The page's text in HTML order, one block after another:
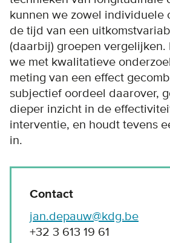
kunnen we zowel individuele
de tijd van een
(daarbij) groepen
we met kwalitatieve
meting van een effect
subjectief oordeel daarover,
dieper inzicht in de
interventie, en houdt tevens
in.
Contact
jan.depauw@kdg.be
+32 3 613 19 61